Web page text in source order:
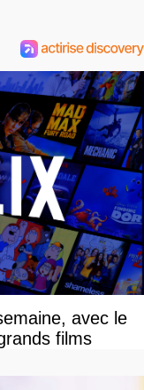
avec le
films